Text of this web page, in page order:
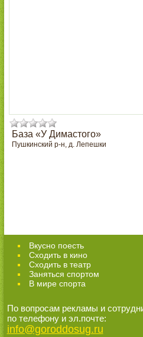
База «У Димастого»
Пушкинский р-н, д. Лепешки
Вкусно поесть
Сходить в кино
Cходить в театр
Заняться спортом
В мире спорта
По вопросам рекламы и
по телефону и эл.почте:
info@goroddosug.ru